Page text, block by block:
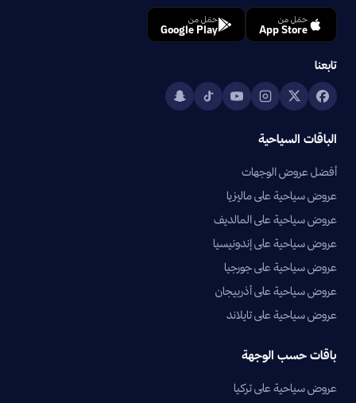
حمّل من
App Store
حمّل من
Google Play
تابعنا
الباقات السياحية
أفضل عروض الوجهات
عروض سياحية على ماليزيا
عروض سياحية على المالديف
عروض سياحية على إندونيسيا
عروض سياحية على جورجيا
عروض سياحية على أذربيجان
عروض سياحية على تايلاند
باقات حسب الوجهة
عروض سياحية على تركيا